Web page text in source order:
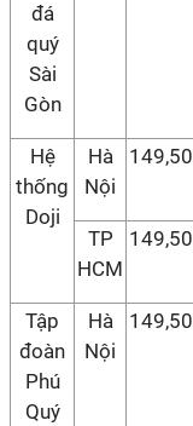
đá
quý
Sài
Gòn
Hệ
thống
Doji
Hà
Nội
149,50
TP
HCM
149,50
Tập
đoàn
Phú
Quý
Hà
Nội
149,50